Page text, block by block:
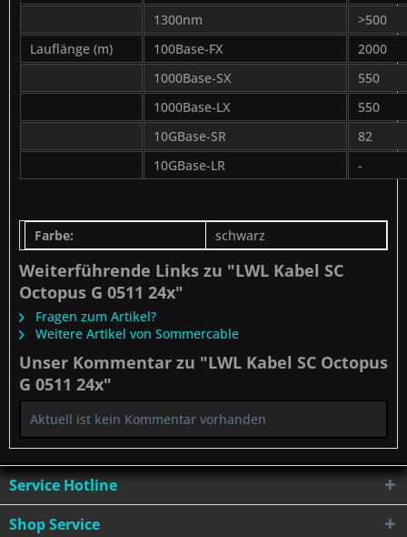
1300nm
>500
Lauflänge (m)
100Base-FX
2000
1000Base-SX
550
1000Base-LX
550
10GBase-SR
82
10GBase-LR
-
Farbe: schwarz
Weiterführende Links zu "LWL Kabel SC
Octopus G 0511 24x"
Fragen zum Artikel?
Weitere Artikel von Sommercable
Unser Kommentar zu "LWL Kabel SC Octopus
G 0511 24x"
Aktuell ist kein Kommentar vorhanden
Service Hotline
Shop Service